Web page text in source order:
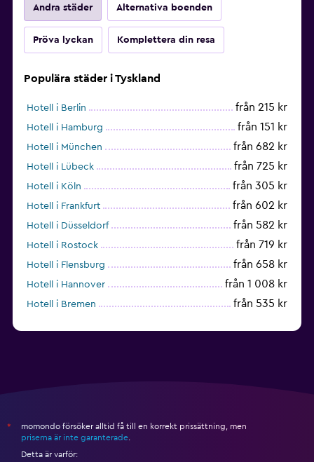
Andra städer Alternativa boenden
Pröva lyckan Komplettera din resa
Populära städer i Tyskland
Hotell i Berlin från 215 kr
Hotell i Hamburg från 151 kr
Hotell i München från 682 kr
Hotell i Lübeck från 725 kr
Hotell i Köln från 305 kr
Hotell i Frankfurt från 602 kr
Hotell i Düsseldorf från 582 kr
Hotell i Rostock från 719 kr
Hotell i Flensburg från 658 kr
Hotell i Hannover från 1 008 kr
Hotell i Bremen från 535 kr
*
momondo försöker alltid få till en korrekt prissättning, men
priserna är inte garanterade
Detta är varför: